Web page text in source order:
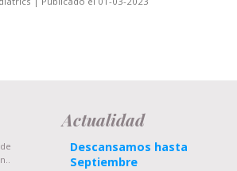
Actualidad
Descansamos hasta
Septiembre